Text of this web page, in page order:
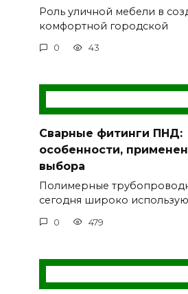
Роль уличной мебели в
комфортной городской
0 43
Сварные фитинги ПНД:
особенности,
выбора
Полимерные
сегодня широко
0 479